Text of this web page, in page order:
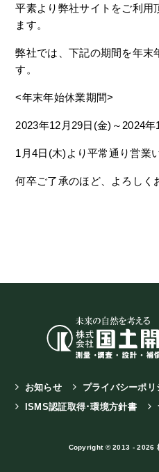
平素より弊社サイトをご利用
ます。
弊社では、下記の期間を年末
す。
<年末年始休業期間>
2023年12月29日(金)～2024年
1月4日(木)より平常通り営業
何卒ご了承のほど、よろしく
お知らせ
プライバシーポリ
ISMS認証取得･環境方針書
Copyright © 2013 - 2026